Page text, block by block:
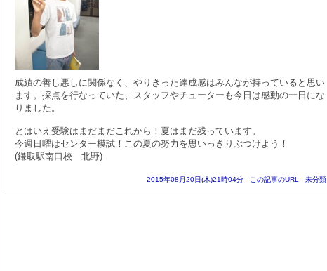
成績の善し悪しに関係なく、やりきった達成感はみんなが持っていると思い
ます。採点を行なっていた、スタッフやチューターも今日は感動の一日にな
りました。
とはいえ受験はまだまだこれから！夏はまだ残っています。
今週日曜はセンター模試！この夏の努力を思いっきりぶつけよう！
(鎌取駅南口校 北野)
2015年08月20日(木)21時04分 この記事のURL 未分類